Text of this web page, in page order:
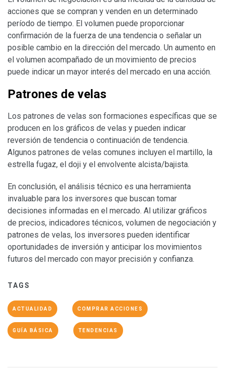
acciones que se compran y venden en un determinado
período de tiempo. El volumen puede proporcionar
confirmación de la fuerza de una tendencia o señalar un
posible cambio en la dirección del mercado. Un aumento en
el volumen acompañado de un movimiento de precios
puede indicar un mayor interés del mercado en una acción.
Patrones de velas
Los patrones de velas son formaciones específicas que se
producen en los gráficos de velas y pueden indicar
reversión de tendencia o continuación de tendencia.
Algunos patrones de velas comunes incluyen el martillo, la
estrella fugaz, el doji y el envolvente alcista/bajista.
En conclusión, el análisis técnico es una herramienta
invaluable para los inversores que buscan tomar
decisiones informadas en el mercado. Al utilizar gráficos
de precios, indicadores técnicos, volumen de negociación y
patrones de velas, los inversores pueden identificar
oportunidades de inversión y anticipar los movimientos
futuros del mercado con mayor precisión y confianza.
TAGS
ACTUALIDAD COMPRAR ACCIONES
GUÍA BÁSICA TENDENCIAS